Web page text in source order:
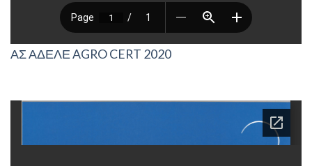
ΑΣ ΑΔΕΛΕ AGRO CERT 2020